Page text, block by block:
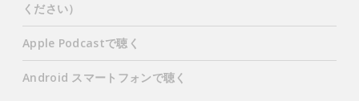
ください）
Apple Podcastで聴く
Android スマートフォンで聴く